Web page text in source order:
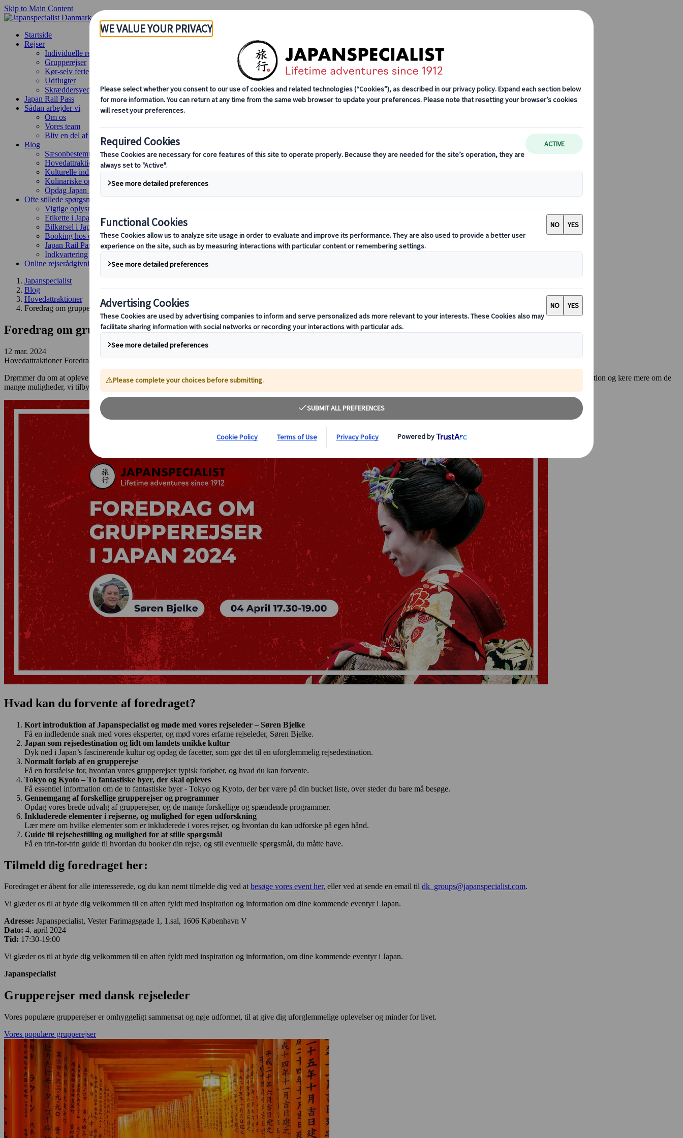
Skip to Main Content
Startside
Rejser
Individuelle rejser
Grupperejser
Kør-selv ferie
Udflugter
Skræddersyede grupperejser
Japan Rail Pass
Sådan arbejder vi
Om os
Vores team
Bliv en del af vores team
Blog
Sæsonbestemte rejsetips
Hovedattraktioner
Kulturelle indsigter
Kulinariske oplevelser
Opdag Japan i tog
Ofte stillede spørgsmål
Vigtige oplysninger
Etikette i Japan
Bilkørsel i Japan
Booking hos os
Japan Rail Pass
Indkvartering
Online rejserådgivning
Japanspecialist
Blog
Hovedattraktioner
Foredrag om grupperejser til Japan, med dansk rejseleder – 4. april 2024 kl. 17:30-19:00
Foredrag om grupperejser til Japan, med dansk rejseleder – 4. april 2024 kl. 17:30-19:00
12 mar. 2024
Hovedattraktioner Foredrag
Drømmer du om at opleve det forunderlige Japan på en spændende grupperejse med vores erfarne danske rejseleder? Så bør du deltage i vores informationsmøde, hvor du kan få inspiration og lære mere om de
mange muligheder, vi tilbyder. Mødet vil hjælpe dig med at vælge den perfekte grupperejse, inden du bestiller din drømmerejse til Japan.
Hvad kan du forvente af foredraget?
Kort introduktion af Japanspecialist og møde med vores rejseleder – Søren Bjelke
Få en indledende snak med vores eksperter, og mød vores erfarne rejseleder, Søren Bjelke.
Japan som rejsedestination og lidt om landets unikke kultur
Dyk ned i Japan’s fascinerende kultur og opdag de facetter, som gør det til en uforglemmelig rejsedestination.
Normalt forløb af en grupperejse
Få en forståelse for, hvordan vores grupperejser typisk forløber, og hvad du kan forvente.
Tokyo og Kyoto – To fantastiske byer, der skal opleves
Få essentiel information om de to fantastiske byer - Tokyo og Kyoto, der bør være på din bucket liste, over steder du bare må besøge.
Gennemgang af forskellige grupperejser og programmer
Opdag vores brede udvalg af grupperejser, og de mange forskellige og spændende programmer.
Inkluderede elementer i rejserne, og mulighed for egen udforskning
Lær mere om hvilke elementer som er inkluderede i vores rejser, og hvordan du kan udforske på egen hånd.
Guide til rejsebestilling og mulighed for at stille spørgsmål
Få en trin-for-trin guide til hvordan du booker din rejse, og stil eventuelle spørgsmål, du måtte have.
Tilmeld dig foredraget her:
Foredraget er åbent for alle interesserede, og du kan nemt tilmelde dig ved atbesøge vores event her, eller ved at sende en email til dk_groups@japanspecialist.com.
Vi glæder os til at byde dig velkommen til en aften fyldt med inspiration og information om dine kommende eventyr i Japan.
Adresse: Japanspecialist, Vester Farimagsgade 1, 1.sal, 1606 København V
Dato: 4. april 2024
Tid: 17:30-19:00
Vi glæder os til at byde dig velkommen til en aften fyldt med inspiration og information, om dine kommende eventyr i Japan.
Japanspecialist
Grupperejser med dansk rejseleder
Vores populære grupperejser er omhyggeligt sammensat og nøje udformet, til at give dig uforglemmelige oplevelser og minder for livet.
Vores populære grupperejser